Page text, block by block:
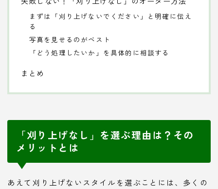
まずは「刈り上げないでください」と明確に伝え
る
写真を見せるのがベスト
「どう処理したいか」を具体的に相談する
まとめ
「刈り上げなし」を選ぶ理由は？その
メリットとは
あえて刈り上げないスタイルを選ぶことには、多くの